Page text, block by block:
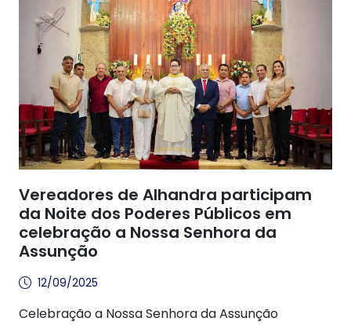
Vereadores de Alhandra participam
da Noite dos Poderes Públicos em
celebração a Nossa Senhora da
Assunção
12/09/2025
Celebração a Nossa Senhora da Assunção